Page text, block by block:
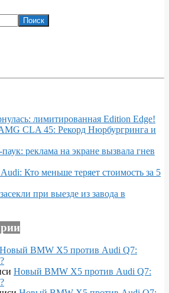
лимитированная Edition Edge!
CLA 45: Рекорд Нюрбургринга и
реклама на экране вызвала гнев
Кто меньше теряет стоимость за 5
при выезде из завода в
Новый BMW X5 против Audi Q7:
Новый BMW X5 против Audi Q7: